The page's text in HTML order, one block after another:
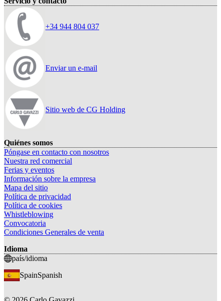
+34 944 804 037
Enviar un e-mail
Sitio web de CG Holding
Quiénes somos
Póngase en contacto con nosotros
Nuestra red comercial
Ferias y eventos
Información sobre la empresa
Mapa del sitio
Política de privacidad
Política de cookies
Whistleblowing
Convocatoria
Condiciones Generales de venta
Idioma
país/idioma
SpainSpanish